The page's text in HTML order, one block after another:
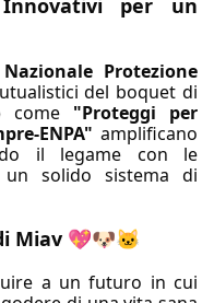
Protezione
del boquet di
come "Proteggi per
ENPA" amplificano
il legame con le
solido sistema di
Miav 💖🐶🐱
a un futuro in cui